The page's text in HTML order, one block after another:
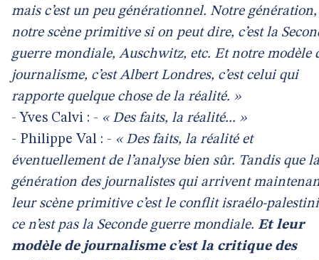
mais c’est un peu générationnel. Notre génération,
notre scène primitive si on peut dire, c’est la
guerre mondiale, Auschwitz, etc. Et notre modèle
journalisme, c’est Albert Londres, c’est celui qui
rapporte quelque chose de la réalité. »
- Yves Calvi : - « Des faits, la réalité... »
- Philippe Val : - « Des faits, la réalité et
éventuellement de l’analyse bien sûr. Tandis que la
génération des journalistes qui arrivent
leur scène primitive c’est le conflit israélo-
ce n’est pas la Seconde guerre mondiale. Et leur
modèle de journalisme c’est la critique des